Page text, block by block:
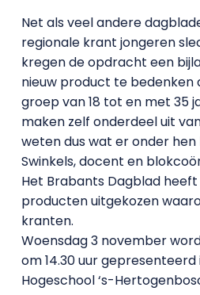
Net als veel andere
regionale krant jongeren
kregen de opdracht een
nieuw product te bedenken
groep van 18 tot en met 35
maken zelf onderdeel uit
weten dus wat er onder hen
Swinkels, docent en
Het Brabants Dagblad
producten uitgekozen
kranten.
Woensdag 3 november
om 14.30 uur gepresenteerd
Hogeschool ‘s-